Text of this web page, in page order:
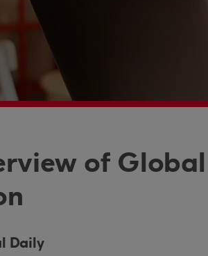
of
Daily